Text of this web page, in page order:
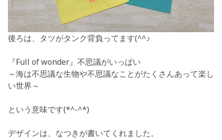
後ろは、タツがタンク背負ってます(^^♪
『Full of wonder』不思議がいっぱい
～海は不思議な生物や不思議なことがたくさんあって楽し
い世界～
という意味です(*^-^*)
デザインは、なつきが書いてくれました。